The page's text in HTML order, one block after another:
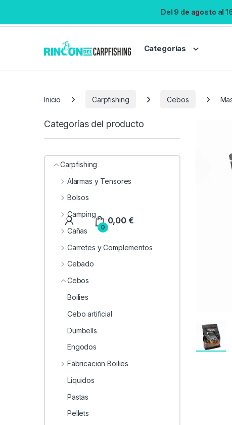
Del 9 de agosto al
Categorías
0
0,00 €
Inicio Carpfishing Cebos
Categorías del producto
Carpfishing
Alarmas y Tensores
Bolsos
Camping
Cañas
Carretes y Complementos
Cebado
Cebos
Boilies
Cebo artificial
Dumbells
Engodos
Fabricacion Boilies
Liquidos
Pastas
Pellets